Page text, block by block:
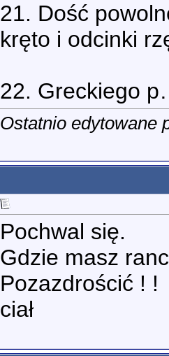
21. Dość
kręto i odcinki
22. Greckiego
Ostatnio edytowane
Pochwal się.
Gdzie masz
Pozazdrościć ! !
ciał